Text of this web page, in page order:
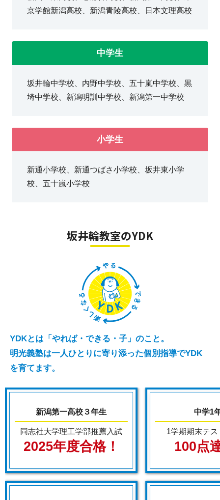
ご相談からでも構いませんので、ぜひお問い合わせくだ
さい！
京学館新潟高校、新潟青陵高校、日本文理高校
中学生
坂井輪中学校、内野中学校、五十嵐中学校、黒
埼中学校、新潟明訓中学校、新潟第一中学校
小学生
新通小学校、新通つばさ小学校、坂井東小学
校、五十嵐小学校
坂井輪教室のYDK
YDKとは「やれば・できる・子」のこと。
明光義塾は一人ひとりに寄り添った個別指導でYDK
を育てます。
新潟第一高校３年生
同志社大学理工学部推薦入試
2025年度合格！
中学1
1学期期末テ
100点